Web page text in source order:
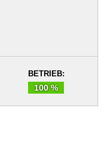
BETRIEB:
100 %